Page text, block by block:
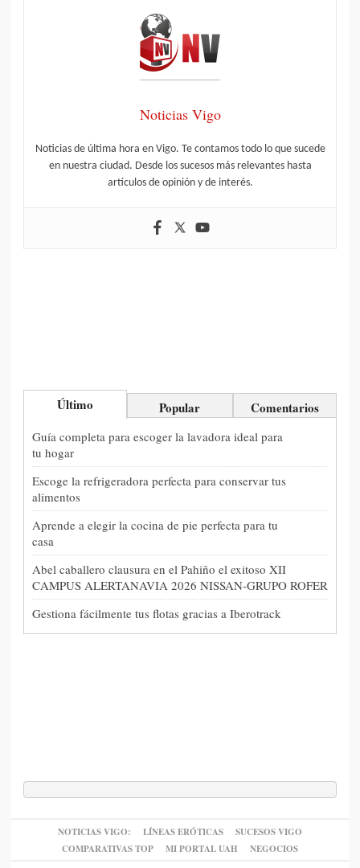
Noticias Vigo
Noticias de última hora en Vigo. Te contamos todo lo que sucede
en nuestra ciudad. Desde los sucesos más relevantes hasta
artículos de opinión y de interés.
Último Popular Comentarios
Guía completa para escoger la lavadora ideal para
tu hogar
Escoge la refrigeradora perfecta para conservar tus
alimentos
Aprende a elegir la cocina de pie perfecta para tu
casa
Abel caballero clausura en el Pahiño el exitoso XII
CAMPUS ALERTANAVIA 2026 NISSAN-GRUPO ROFER
Gestiona fácilmente tus flotas gracias a Iberotrack
NOTICIAS VIGO: LÍNEAS ERÓTICAS
SUCESOS VIGO
COMPARATIVAS TOP
MI PORTAL UAH NEGOCIOS